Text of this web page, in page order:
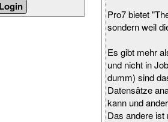
Pro7 bietet
sondern weil
Es gibt mehr
und nicht in
dumm) sind
Datensätze
kann und
Das andere ist